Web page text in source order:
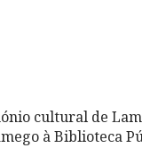
cultural de
à Biblioteca